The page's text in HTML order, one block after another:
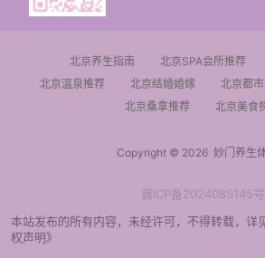
北京养生指南 北京SPA会所推荐
北京温泉推荐
北京结婚婚嫁 北京都
北京桑拿推荐
北京美食
Copyright © 2026妙门养生
冀ICP备2024085145号
本站发布的所有内容，未经许可，不得转载，详
权声明》